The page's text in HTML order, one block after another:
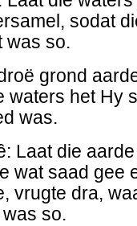
sodat
was so.
grond
waters het Hy
was.
Laat die
wat saad gee
vrugte dra,
so.